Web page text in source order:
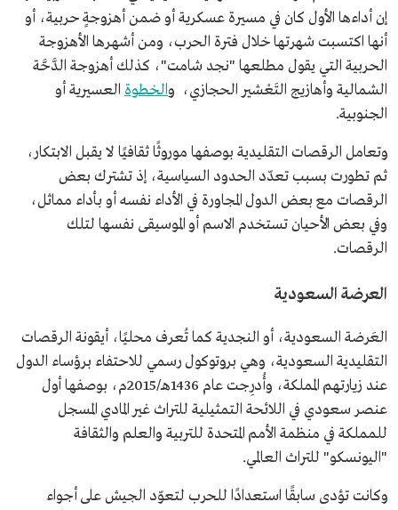
إن أداءها الأول كان في مسيرة عسكرية أو ضمن أهزوجةٍ حربية، أو
أنها اكتسبت شهرتها خلال فترة الحرب، ومن أشهرها الأهزوجة
الحربية التي يقول مطلعها "نجد شامت"، كذلك أهزوجة الدَّحَّة
الشمالية وأهازيج التَعْشير الحجازي، والخطوة العسيرية أو
الجنوبية.
وتعامل الرقصات التقليدية بوصفها موروثًا ثقافيًا لا يقبل الابتكار،
ثم تطورت بسبب تعدّد الحدود السياسية، إذ تشترك بعض
الرقصات مع بعض الدول المجاورة في الأداء نفسه أو بأداء مماثل،
وفي بعض الأحيان تستخدم الاسم أو الموسيقى نفسها لتلك
الرقصات.
العرضة السعودية
العَرضة السعودية، أو النجدية كما تُعرف محليًا، أيقونة الرقصات
التقليدية السعودية، وهي بروتوكول رسمي للاحتفاء برؤساء الدول
عند زيارتهم المملكة، وأُدرِجت عام 1436هـ/2015م، بوصفها أول
عنصر سعودي في اللائحة التمثيلية للتراث غير المادي المسجل
للمملكة في منظمة الأمم المتحدة للتربية والعلم والثقافة
"اليونسكو" للتراث العالمي.
وكانت تؤدى سابقًا استعدادًا للحرب لتعوّد الجيش على أجواء